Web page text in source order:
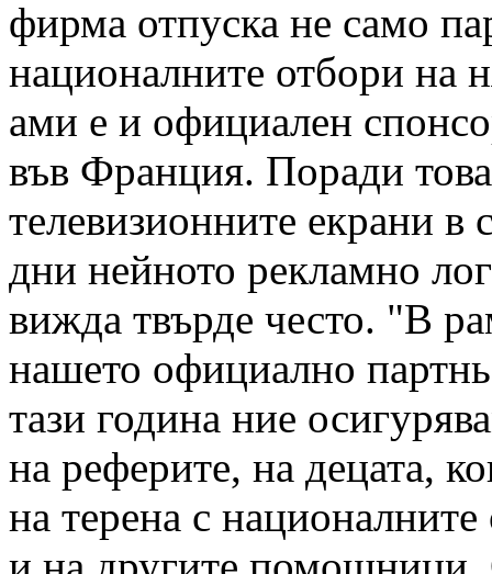
фирма отпуска не само
националните отбори на
ами е и официален
във Франция. Поради
телевизионните екрани в
дни нейното рекламно
вижда твърде често. "В
нашето официално
тази година ние
на реферите, на децата,
на терена с националните